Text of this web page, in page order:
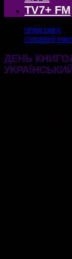
TV7+ FM
ПРЯМІ ЕФІРИ
ГОЛОВНИЙ
ДЕНЬ